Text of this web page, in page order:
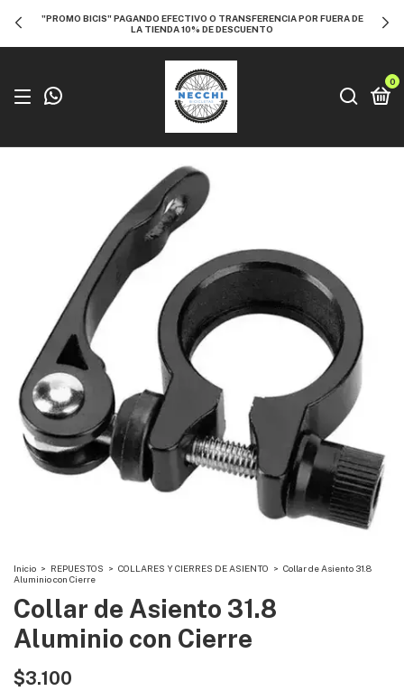
"PROMO BICIS" PAGANDO EFECTIVO O TRANSFERENCIA POR FUERA DE
LA TIENDA 10% DE DESCUENTO
0
Inicio > REPUESTOS > COLLARES Y CIERRES DE ASIENTO > Collar de Asiento 31.8
Aluminio con Cierre
Collar de Asiento 31.8
Aluminio con Cierre
$3.100